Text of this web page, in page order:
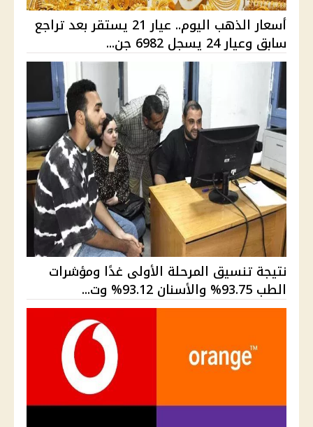
أسعار الذهب اليوم.. عيار 21 يستقر بعد تراجع
سابق وعيار 24 يسجل 6982 جن...
نتيجة تنسيق المرحلة الأولى غدًا ومؤشرات
الطب 93.75% والأسنان 93.12% وت...